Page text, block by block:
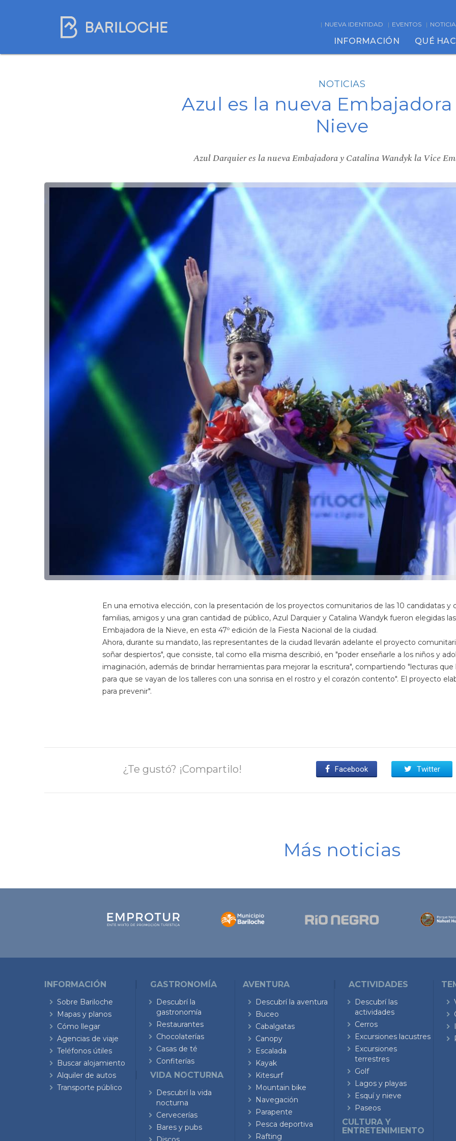
NUEVA IDENTIDAD EVENTOS
INFORMACIÓN QUÉ
NOTICIAS
Azul es la nueva Embajadora
Nieve
Azul Darquier es la nueva Embajadora y Catalina Wandyk la Vice
En una emotiva elección, con la presentación de los proyectos comunitarios de las 10 candidatas
familias, amigos y una gran cantidad de público, Azul Darquier y Catalina Wandyk fueron elegidas
Embajadora de la Nieve, en esta 47º edición de la Fiesta Nacional de la ciudad.
Ahora, durante su mandato, las representantes de la ciudad llevarán adelante el proyecto
soñar despiertos", que consiste, tal como ella misma describió, en "poder enseñarle a los niños y
imaginación, además de brindar herramientas para mejorar la escritura", compartiendo "lecturas
para que se vayan de los talleres con una sonrisa en el rostro y el corazón contento". El proyecto
para prevenir".
¿Te gustó? ¡Compartilo! Facebook Twitter
Más noticias
INFORMACIÓN
Sobre Bariloche
Mapas y planos
Cómo llegar
Agencias de viaje
Teléfonos útiles
Buscar alojamiento
Alquiler de autos
Transporte público
GASTRONOMÍA
Descubrí la
gastronomía
Restaurantes
Chocolaterías
Casas de té
Confiterías
VIDA NOCTURNA
Descubrí la vida
nocturna
Cervecerías
Bares y pubs
AVENTURA
Descubrí la aventura
Buceo
Cabalgatas
Canopy
Escalada
Kayak
Kitesurf
Mountain bike
Navegación
Parapente
Pesca deportiva
Rafting
ACTIVIDADES
Descubrí las
actividades
Cerros
Excursiones lacustres
Excursiones
terrestres
Golf
Lagos y playas
Esquí y nieve
Paseos
CULTURA Y
ENTRETENIMIENTO